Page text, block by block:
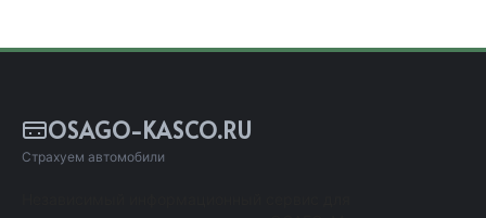
OSAGO-KASCO.RU
Страхуем автомобили